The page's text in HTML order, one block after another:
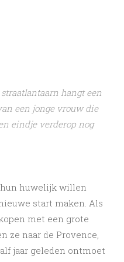
hangt een
een jonge vrouw die
eindje verderop nog
huwelijk willen
start maken. Als
met een grote
ze naar de Provence,
jaar geleden ontmoet